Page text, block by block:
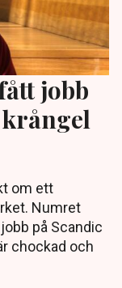
jobb
krångel
om ett
Numret
på Scandic
chockad och